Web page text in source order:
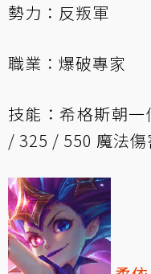
勢力：反叛軍
職業：爆破專家
技能：希格斯朝
/ 325 / 550 魔法傷